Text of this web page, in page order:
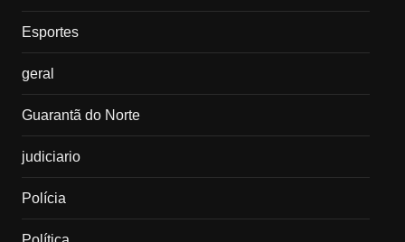
Esportes
geral
Guarantã do Norte
judiciario
Polícia